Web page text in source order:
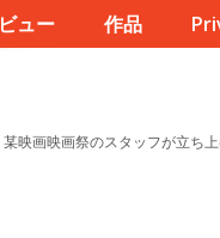
ュー 作品
映画映画祭のスタッフが立ち